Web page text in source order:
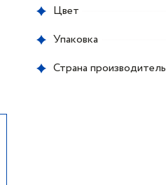
Цвет
Упаковка
Страна производитель